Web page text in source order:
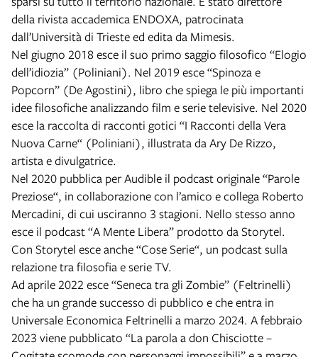
della rivista accademica ENDOXA, patrocinata
dall’Università di Trieste ed edita da Mimesis.
Nel giugno 2018 esce il suo primo saggio filosofico “Elogio
dell’idiozia” (Poliniani). Nel 2019 esce “Spinoza e
Popcorn” (De Agostini), libro che spiega le più importanti
idee filosofiche analizzando film e serie televisive. Nel 2020
esce la raccolta di racconti gotici “I Racconti della Vera
Nuova Carne“ (Poliniani), illustrata da Ary De Rizzo,
artista e divulgatrice.
Nel 2020 pubblica per Audible il podcast originale “Parole
Preziose“, in collaborazione con l’amico e collega Roberto
Mercadini, di cui usciranno 3 stagioni. Nello stesso anno
esce il podcast “A Mente Libera” prodotto da Storytel.
Con Storytel esce anche “Cose Serie“, un podcast sulla
relazione tra filosofia e serie TV.
Ad aprile 2022 esce “Seneca tra gli Zombie” (Feltrinelli)
che ha un grande successo di pubblico e che entra in
Universale Economica Feltrinelli a marzo 2024. A febbraio
2023 viene pubblicato “La parola a don Chisciotte –